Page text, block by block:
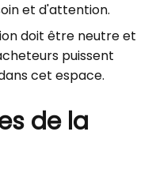
et d'attention.
doit être neutre et
puissent
cet espace.
de la